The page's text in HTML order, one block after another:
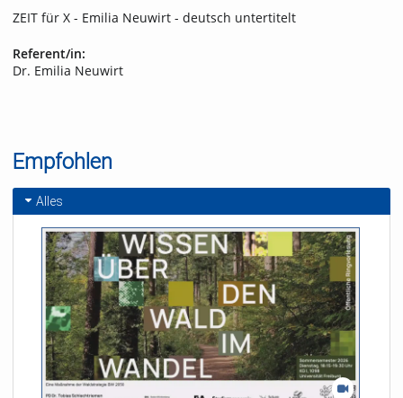
ZEIT für X - Emilia Neuwirt - deutsch untertitelt
Referent/in:
Dr. Emilia Neuwirt
Empfohlen
Alles